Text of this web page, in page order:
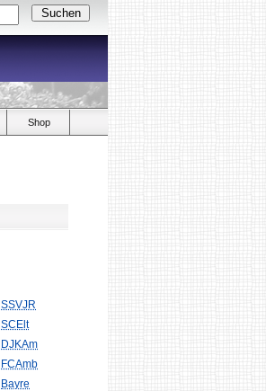
Shop
SSVJR
SCElt
DJKAm
FCAmb
Bayre